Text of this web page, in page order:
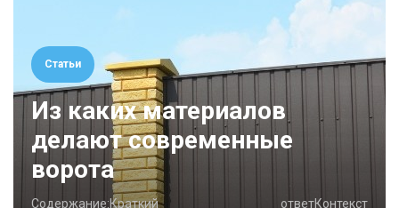
Статьи
Из каких материалов
делают современные
ворота
Содержание:Краткий ответКонтекст